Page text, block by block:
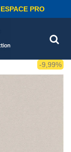
ESPACE PRO
-9,99%